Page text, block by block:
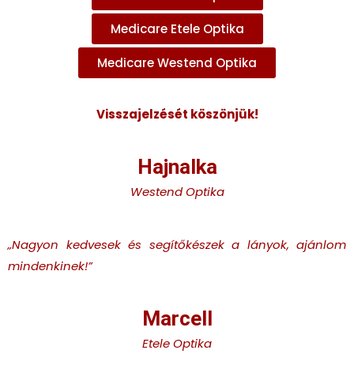
Medicare Etele Optika
Medicare Westend Optika
Visszajelzését köszönjük!
Hajnalka
Westend Optika
„Nagyon kedvesek és segítőkészek a lányok, ajánlom
mindenkinek!”
Marcell
Etele Optika